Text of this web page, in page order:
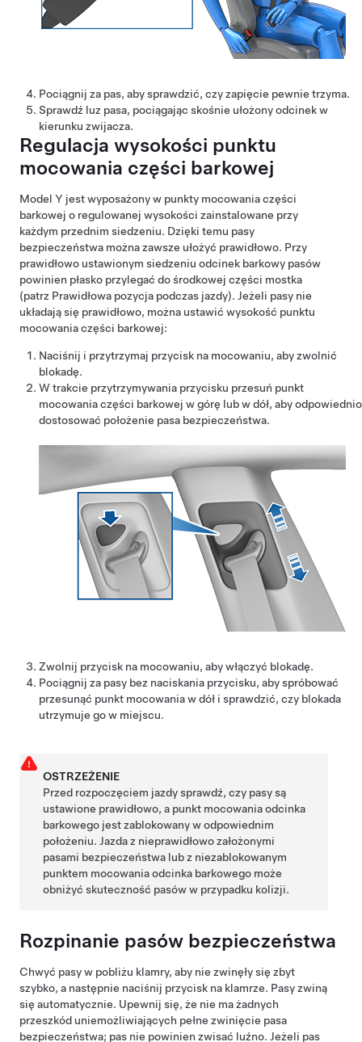
Pociągnij za pas, aby sprawdzić, czy zapięcie pewnie trzyma.
Sprawdź luz pasa, pociągając skośnie ułożony odcinek w
kierunku zwijacza.
Regulacja wysokości punktu
mocowania części barkowej
Model Y jest wyposażony w punkty mocowania części
barkowej o regulowanej wysokości zainstalowane przy
każdym przednim siedzeniu. Dzięki temu pasy
bezpieczeństwa można zawsze ułożyć prawidłowo. Przy
prawidłowo ustawionym siedzeniu odcinek barkowy pasów
powinien płasko przylegać do środkowej części mostka
(patrz Prawidłowa pozycja podczas jazdy). Jeżeli pasy nie
układają się prawidłowo, można ustawić wysokość punktu
mocowania części barkowej:
Naciśnij i przytrzymaj przycisk na mocowaniu, aby zwolnić
blokadę.
W trakcie przytrzymywania przycisku przesuń punkt
mocowania części barkowej w górę lub w dół, aby odpowiednio
dostosować położenie pasa bezpieczeństwa.
Zwolnij przycisk na mocowaniu, aby włączyć blokadę.
Pociągnij za pasy bez naciskania przycisku, aby spróbować
przesunąć punkt mocowania w dół i sprawdzić, czy blokada
utrzymuje go w miejscu.
OSTRZEŻENIE
Przed rozpoczęciem jazdy sprawdź, czy pasy są
ustawione prawidłowo, a punkt mocowania odcinka
barkowego jest zablokowany w odpowiednim
położeniu. Jazda z nieprawidłowo założonymi
pasami bezpieczeństwa lub z niezablokowanym
punktem mocowania odcinka barkowego może
obniżyć skuteczność pasów w przypadku kolizji.
Rozpinanie pasów bezpieczeństwa
Chwyć pasy w pobliżu klamry, aby nie zwinęły się zbyt
szybko, a następnie naciśnij przycisk na klamrze. Pasy zwiną
się automatycznie. Upewnij się, że nie ma żadnych
przeszkód uniemożliwiających pełne zwinięcie pasa
bezpieczeństwa; pas nie powinien zwisać luźno. Jeżeli pas